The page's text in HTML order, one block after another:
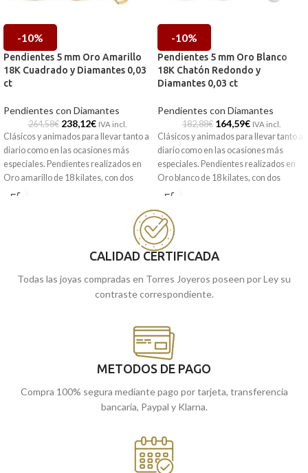
-10%
Pendientes 5 mm Oro Amarillo
18K Cuadrado y Diamantes 0,03
ct
Pendientes con Diamantes
264,58€ 238,12€ IVA incl.
Clásicos y animados para llevar tanto a
diario como en las ocasiones más
especiales. Pendientes realizados en
Oro amarillo de 18 kilates, con dos
sencillo cuadrados acompañados de
Acabados en una elegante terminación
brillo y acompañados cierres de palillo
Málaga, o cómpralo online y te los
-10%
Pendientes 5 mm Oro Blanco
18K Chatón Redondo y
Diamantes 0,03 ct
Pendientes con Diamantes
182,88€ 164,59€ IVA incl.
Clásicos y animados para llevar tanto a
diario como en las ocasiones más
especiales. Pendientes realizados en
Oro blanco de 18 kilates, con dos
sencillos chatones acompañados de
Acabados en una elegante terminación
brillo y acompañados cierres de palillo
con presión.
Málaga, o cómpralo online y te los
llevamos a casa.
CALIDAD CERTIFICADA
Todas las joyas compradas en Torres Joyeros poseen por Ley su
contraste correspondiente.
METODOS DE PAGO
Compra 100% segura mediante pago por tarjeta, transferencia
bancaria, Paypal y Klarna.